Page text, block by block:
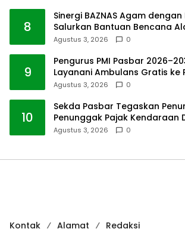
8
Sinergi BAZNAS Agam dengan
Salurkan Bantuan Bencana
Agustus 3, 2026 0
9
Pengurus PMI Pasbar
Layanani Ambulans Gratis ke
Agustus 3, 2026 0
10
Sekda Pasbar Tegaskan
Penunggak Pajak Kendaraan
Agustus 3, 2026 0
Kontak Alamat Redaksi